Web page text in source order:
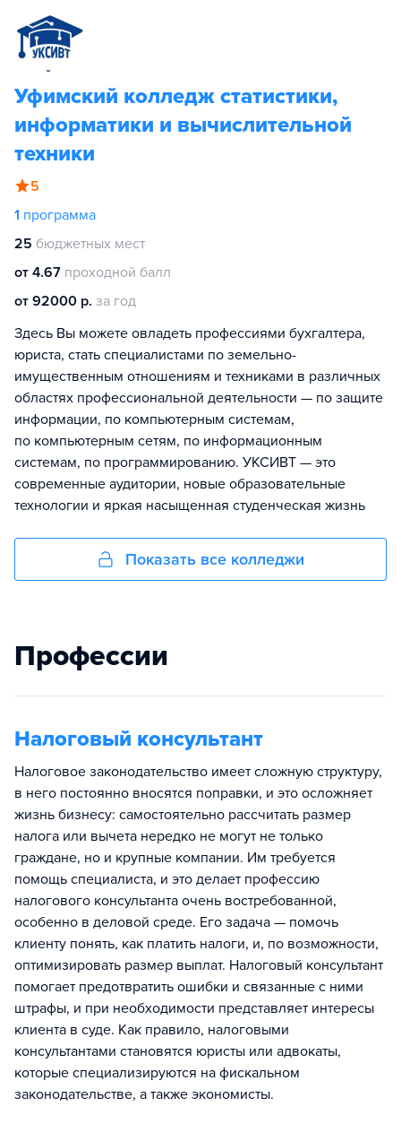
Уфимский колледж статистики,
информатики и вычислительной
техники
5
1 программа
25 бюджетных мест
от 4.67 проходной балл
от 92000 р. за год
Здесь Вы можете овладеть профессиями бухгалтера,
юриста, стать специалистами по земельно-
имущественным отношениям и техниками в различных
областях профессиональной деятельности — по защите
информации, по компьютерным системам,
по компьютерным сетям, по информационным
системам, по программированию. УКСИВТ — это
современные аудитории, новые образовательные
технологии и яркая насыщенная студенческая жизнь
Показать все колледжи
Профессии
Налоговый консультант
Налоговое законодательство имеет сложную структуру,
в него постоянно вносятся поправки, и это осложняет
жизнь бизнесу: самостоятельно рассчитать размер
налога или вычета нередко не могут не только
граждане, но и крупные компании. Им требуется
помощь специалиста, и это делает профессию
налогового консультанта очень востребованной,
особенно в деловой среде. Его задача — помочь
клиенту понять, как платить налоги, и, по возможности,
оптимизировать размер выплат. Налоговый консультант
помогает предотвратить ошибки и связанные с ними
штрафы, и при необходимости представляет интересы
клиента в суде. Как правило, налоговыми
консультантами становятся юристы или адвокаты,
которые специализируются на фискальном
законодательстве, а также экономисты.